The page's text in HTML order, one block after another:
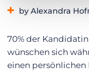
by Alexandra
70% der
wünschen sich
einen